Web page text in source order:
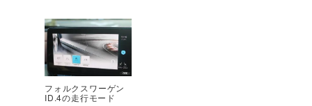
フォルクスワーゲン
ID.4の走行モード